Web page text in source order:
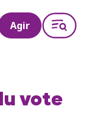
Agir
vote